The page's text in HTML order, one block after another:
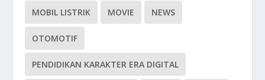
MOBIL LISTRIK MOVIE NEWS
OTOMOTIF
PENDIDIKAN KARAKTER ERA DIGITAL